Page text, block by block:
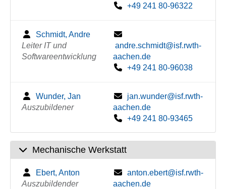
+49 241 80-96322
Schmidt, Andre
Leiter IT und
Softwareentwicklung
andre.schmidt@isf.rwth-
aachen.de
+49 241 80-96038
Wunder, Jan
Auszubildener
jan.wunder@isf.rwth-
aachen.de
+49 241 80-93465
Mechanische Werkstatt
Ebert, Anton
Auszubildender
anton.ebert@isf.rwth-
aachen.de